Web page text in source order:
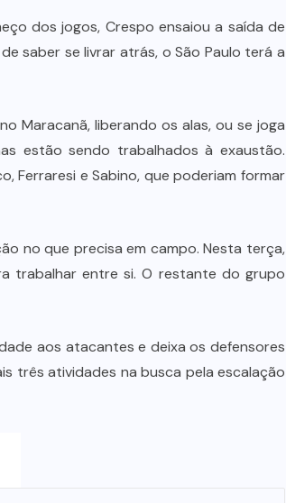
dos jogos, Crespo ensaiou a saída de
saber se livrar atrás, o São Paulo terá a
Maracanã, liberando os alas, ou se joga
estão sendo trabalhados à exaustão.
Ferraresi e Sabino, que poderiam formar
no que precisa em campo. Nesta terça,
trabalhar entre si. O restante do grupo
aos atacantes e deixa os defensores
três atividades na busca pela escalação
Abilio Brunini recebe a